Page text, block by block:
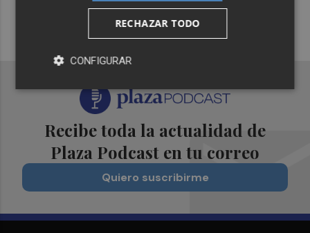
¡Quiero suscribirme!
Recibe toda la actualidad de
Plaza Podcast en tu correo
Quiero suscribirme
RECHAZAR TODO
CONFIGURAR